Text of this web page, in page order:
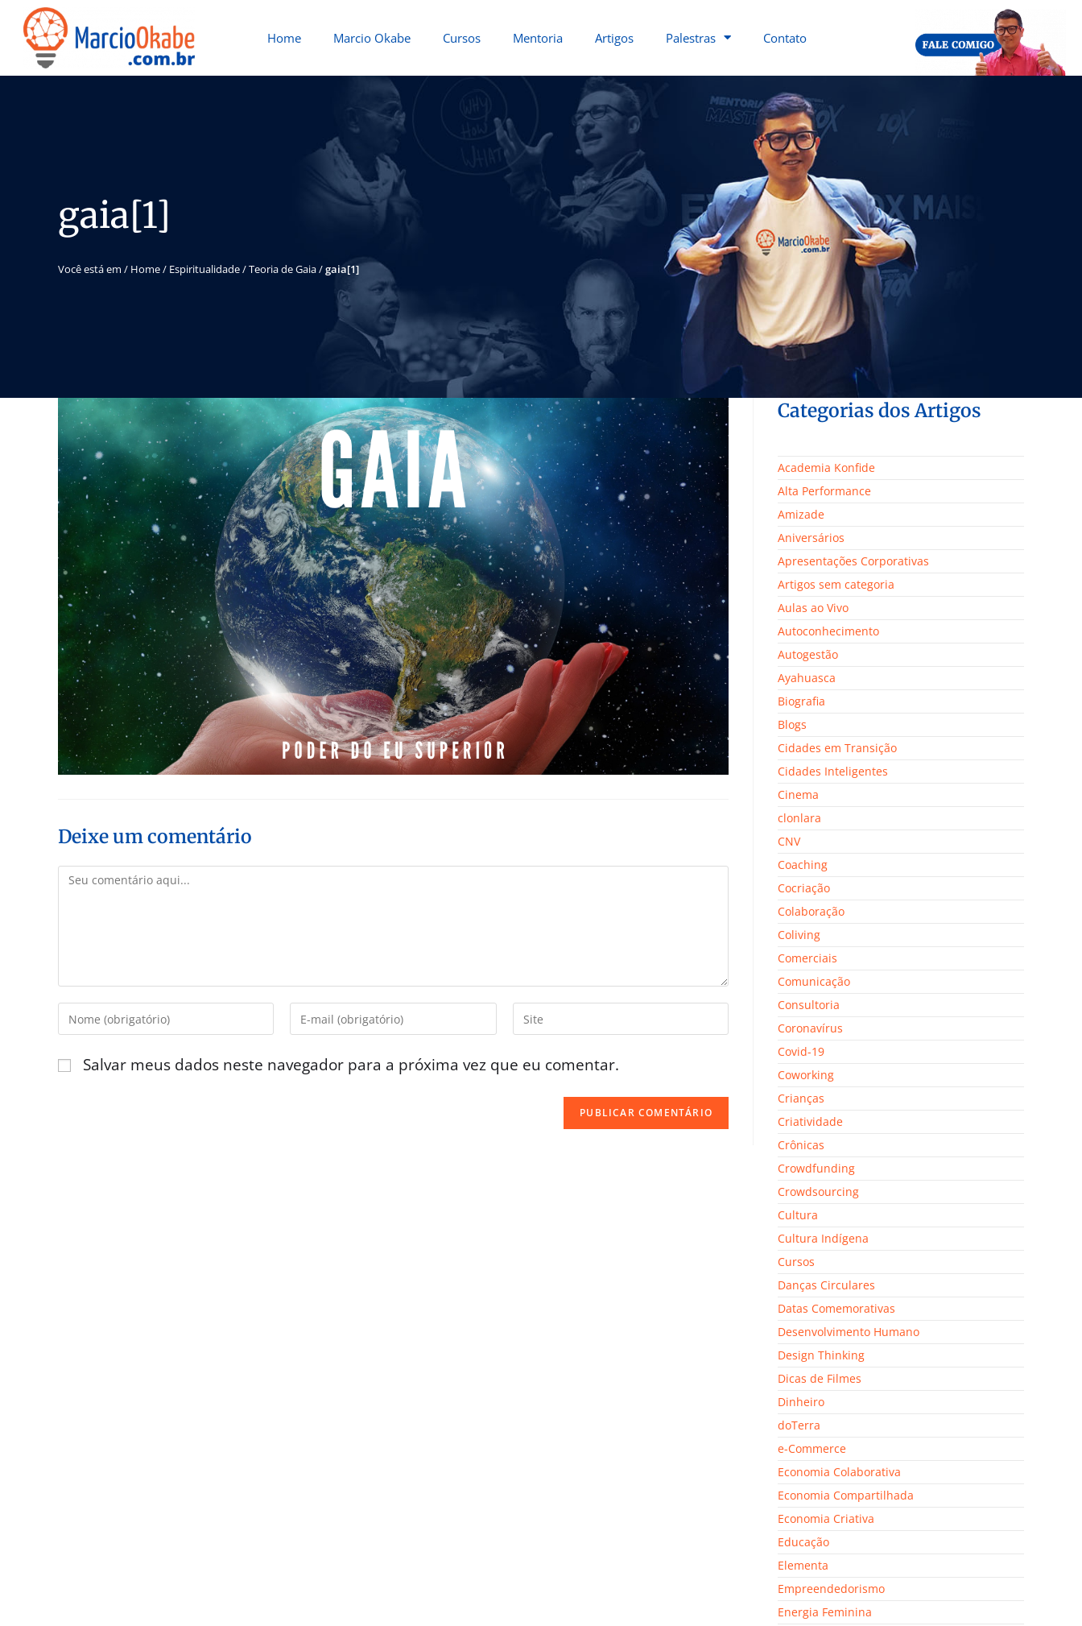
Home Marcio Okabe Cursos Mentoria Artigos Palestras Contato
gaia[1]
Você está em / Home/ Espiritualidade/Teoria de Gaia/gaia[1]
Deixe um comentário
Salvar meus dados neste navegador para a próxima vez que eu comentar.
Categorias dos Artigos
Academia Konfide
Alta Performance
Amizade
Aniversários
Apresentações Corporativas
Artigos sem categoria
Aulas ao Vivo
Autoconhecimento
Autogestão
Ayahuasca
Biografia
Blogs
Cidades em Transição
Cidades Inteligentes
Cinema
clonlara
CNV
Coaching
Cocriação
Colaboração
Coliving
Comerciais
Comunicação
Consultoria
Coronavírus
Covid-19
Coworking
Crianças
Criatividade
Crônicas
Crowdfunding
Crowdsourcing
Cultura
Cultura Indígena
Cursos
Danças Circulares
Datas Comemorativas
Desenvolvimento Humano
Design Thinking
Dicas de Filmes
Dinheiro
doTerra
e-Commerce
Economia Colaborativa
Economia Compartilhada
Economia Criativa
Educação
Elementa
Empreendedorismo
Energia Feminina